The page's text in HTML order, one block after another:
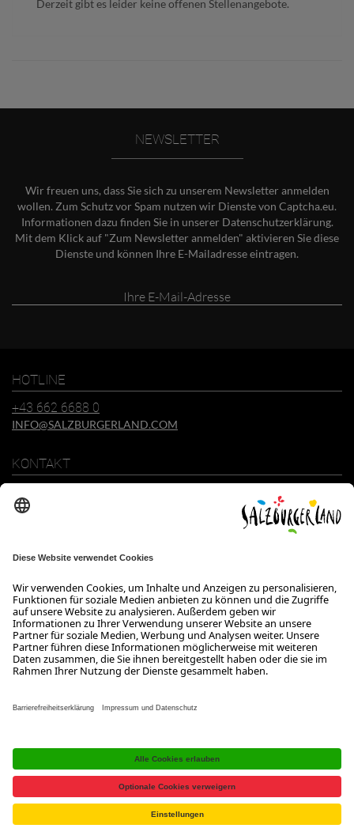
Derzeit gibt es leider keine offenen Stellenangebote.
NEWSLETTER
Wir freuen uns, dass Sie sich zu unserem Newsletter anmelden
wollen. Zum Schutz vor Spam nutzen wir Dienste von Captcha.eu.
Informationen dazu finden Sie in unserer Datenschutzerklärung.
Mit dem Klick auf "Zum Newsletter anmelden" aktivieren Sie diese
Dienste und können Ihre E-Mailadresse eintragen.
HOTLINE
+43 662 6688 0
INFO@SALZBURGERLAND.COM
KONTAKT
+43 662 6688 0
ÖFFNUNGSZEITEN
Wir freuen uns auf Ihre Anfrage!
Gerne stehen wir Ihnen von Montag bis Donnerstag von 08:00 bis
Datenschutzerklärung
Barrierefreiheitserklärung B2B
Jobs